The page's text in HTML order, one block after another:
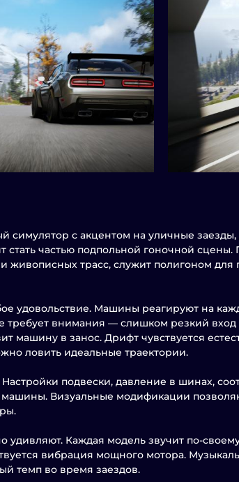
симулятор с акцентом на уличные
стать частью подпольной гоночной
живописных трасс, служит полигоном
удовольствие. Машины реагируют на
требует внимания — слишком резкий вход
машину в занос. Дрифт чувствуется
ловить идеальные траектории.
Настройки подвески, давление в шинах,
Визуальные модификации
удивляют. Каждая модель звучит по-
вибрация мощного мотора.
темп во время заездов.